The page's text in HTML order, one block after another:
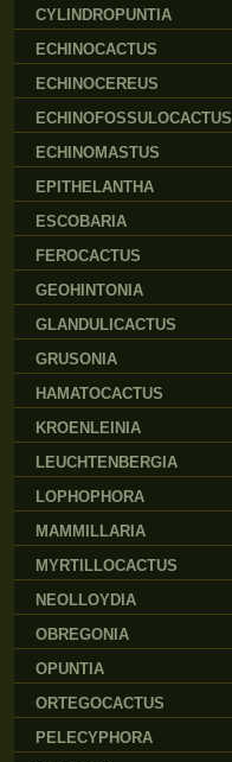
CYLINDROPUNTIA
ECHINOCACTUS
ECHINOCEREUS
ECHINOFOSSULOCACTUS
ECHINOMASTUS
EPITHELANTHA
ESCOBARIA
FEROCACTUS
GEOHINTONIA
GLANDULICACTUS
GRUSONIA
HAMATOCACTUS
KROENLEINIA
LEUCHTENBERGIA
LOPHOPHORA
MAMMILLARIA
MYRTILLOCACTUS
NEOLLOYDIA
OBREGONIA
OPUNTIA
ORTEGOCACTUS
PELECYPHORA